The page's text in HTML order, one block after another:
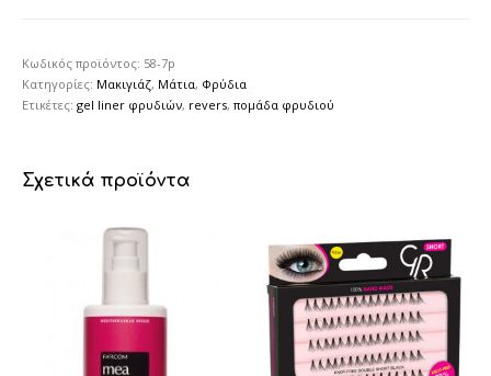
Κωδικός προϊόντος: 58-7p
Κατηγορίες: Μακιγιάζ, Μάτια, Φρύδια
Ετικέτες:gel liner φρυδιών, revers,πομάδα φρυδιού
Σχετικά προϊόντα